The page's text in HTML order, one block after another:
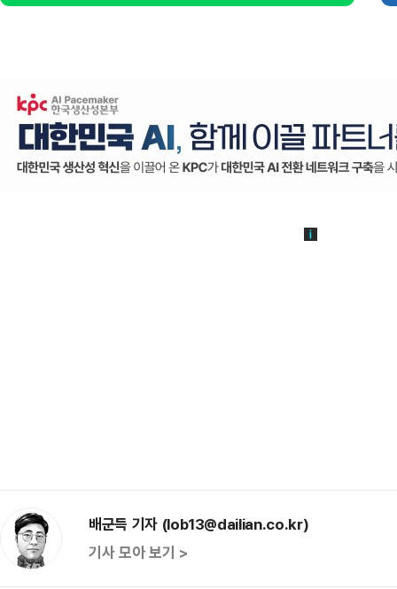
배군득 기자 (lob13@dailian.co.kr)
기사 모아 보기 >